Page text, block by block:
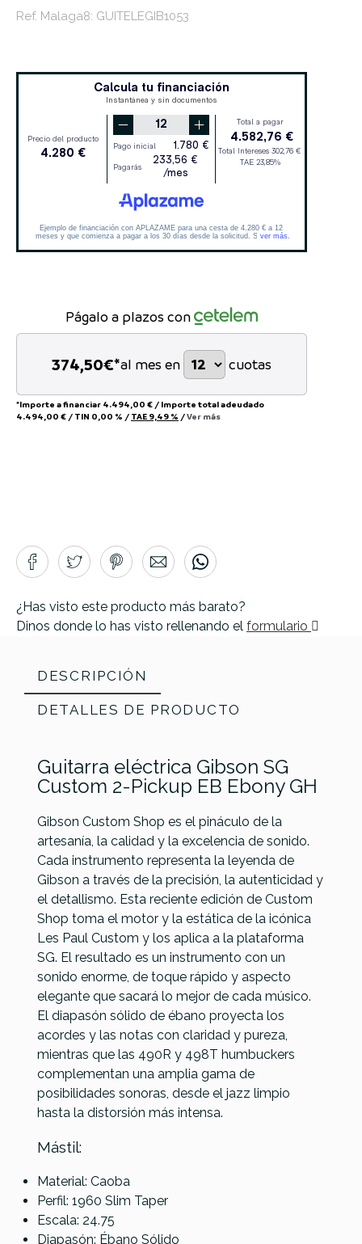
Ref. Malaga8: GUITELEGIB1053
Págalo a plazos con
374,50€*al mes en cuotas
*Importe a financiar 4.494,00 € / Importe total adeudado
4.494,00 € / TIN 0,00 % / TAE 9,49 % /Ver más
¿Has visto este producto más barato?
Dinos donde lo has visto rellenando el formulario
DESCRIPCIÓN
DETALLES DE PRODUCTO
Guitarra eléctrica Gibson SG
Custom 2-Pickup EB Ebony GH
Gibson Custom Shop es el pináculo de la
artesanía, la calidad y la excelencia de sonido.
Cada instrumento representa la leyenda de
Gibson a través de la precisión, la autenticidad y
el detallismo. Esta reciente edición de Custom
Shop toma el motor y la estática de la icónica
Les Paul Custom y los aplica a la plataforma
SG. El resultado es un instrumento con un
sonido enorme, de toque rápido y aspecto
elegante que sacará lo mejor de cada músico.
El diapasón sólido de ébano proyecta los
acordes y las notas con claridad y pureza,
mientras que las 490R y 498T humbuckers
complementan una amplia gama de
posibilidades sonoras, desde el jazz limpio
hasta la distorsión más intensa.
Mástil:
Material: Caoba
Perfil: 1960 Slim Taper
Escala: 24.75
Diapasón: Ébano Sólido
Referencia GUITELEGIB1053
Color Negro
Número De Cuerdas 6
Manejo Diestro